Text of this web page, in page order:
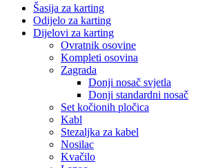
Šasija za karting
Odijelo za karting
Dijelovi za karting
Ovratnik osovine
Kompleti osovina
Zagrada
Donji nosač svjetla
Donji standardni nosač
Set kočionih pločica
Kabl
Stezaljka za kabel
Nosilac
Kvačilo